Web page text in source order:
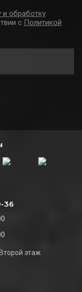
и обработку
с Политикой
36
этаж